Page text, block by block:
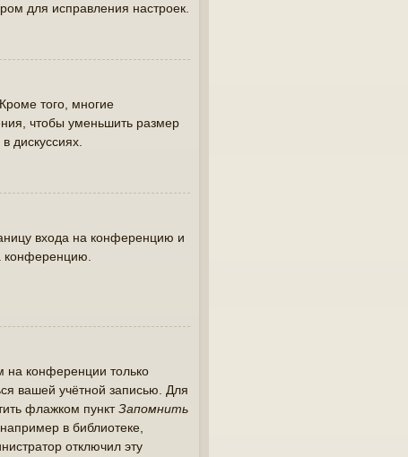
для исправления настроек.
того, многие
чтобы уменьшить размер
дискуссиях.
входа на конференцию и
конференцию.
на конференции только
вашей учётной записью. Для
флажком пунктЗапомнить
в библиотеке,
отключил эту